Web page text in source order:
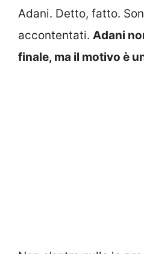
Adani. Detto, fatto.
accontentati. Adani
finale, ma il motivo è